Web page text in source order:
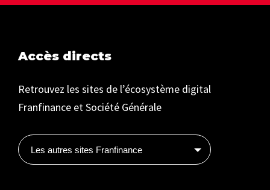
Accès directs
Retrouvez les sites de l’écosystème digital
Franfinance et Société Générale
Les autres sites Franfinance